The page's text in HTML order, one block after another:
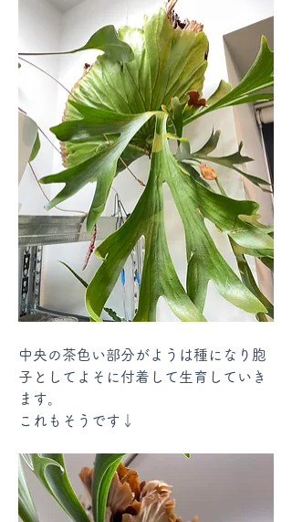
中央の茶色い部分がようは種になり胞
子としてよそに付着して生育していき
ます。
これもそうです↓